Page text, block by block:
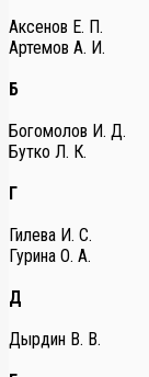
Аксенов Е. П.
Артемов А. И.
Б
Богомолов И. Д.
Бутко Л. К.
Г
Гилева И. С.
Гурина О. А.
Д
Дырдин В. В.